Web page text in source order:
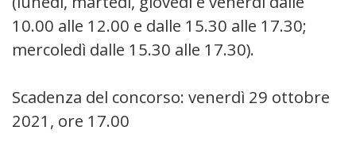
10.00 alle 12.00 e dalle 15.30 alle 17.30;
mercoledì dalle 15.30 alle 17.30).
Scadenza del concorso: venerdì 29 ottobre
2021, ore 17.00